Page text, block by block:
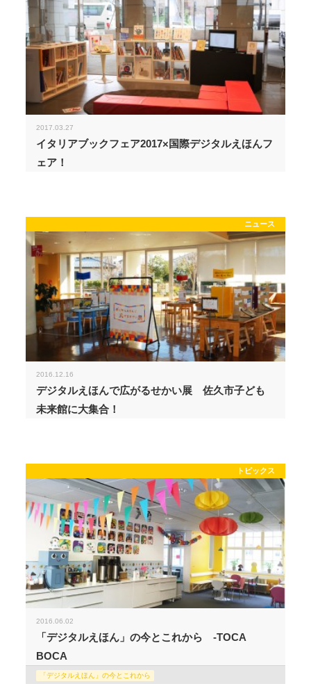
2017.03.27
イタリアブックフェア2017×国際デジタルえほんフ
ェア！
ニュース
2016.12.16
デジタルえほんで広がるせかい展 佐久市子ども
未来館に大集合！
トピックス
2016.06.02
「デジタルえほん」の今とこれから -TOCA
BOCA
「デジタルえほん」の今とこれから